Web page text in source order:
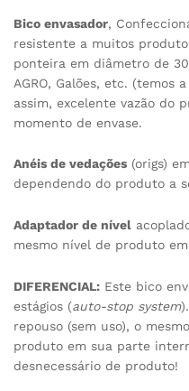
Bico envasador,
resistente a muitos
ponteira em diâmetro de
AGRO, Galões, etc. (temos
assim, excelente vazão do
momento de envase.
Anéis de vedações (origs)
dependendo do produto a
Adaptador de nível
mesmo nível de produto
DIFERENCIAL: Este bico
estágios (auto-stop system
repouso (sem uso), o
produto em sua parte
desnecessário de produto!